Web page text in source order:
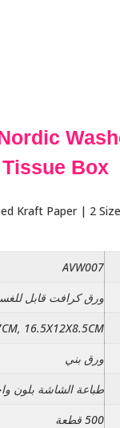
Tissue Box
Kraft Paper | 2
AVW007
ورق كرافت قابل
16.5X12X8.5CM
ورق بني
طباعة الشاشة بلون
500 قطعة